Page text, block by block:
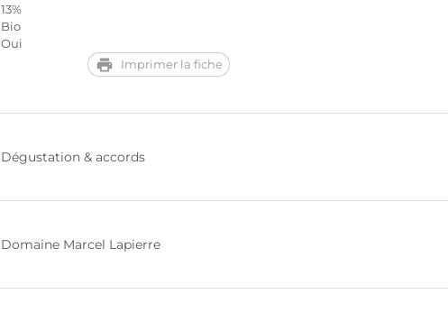
13%
Bio
Oui
Imprimer la fiche
Dégustation & accords
Domaine Marcel Lapierre